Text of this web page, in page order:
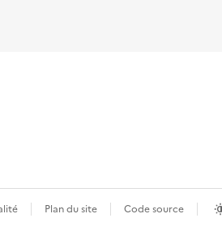
Plan du site Code source